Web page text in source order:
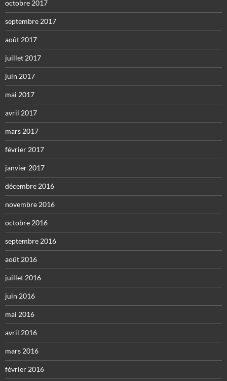
octobre 2017
septembre 2017
août 2017
juillet 2017
juin 2017
mai 2017
avril 2017
mars 2017
février 2017
janvier 2017
décembre 2016
novembre 2016
octobre 2016
septembre 2016
août 2016
juillet 2016
juin 2016
mai 2016
avril 2016
mars 2016
février 2016